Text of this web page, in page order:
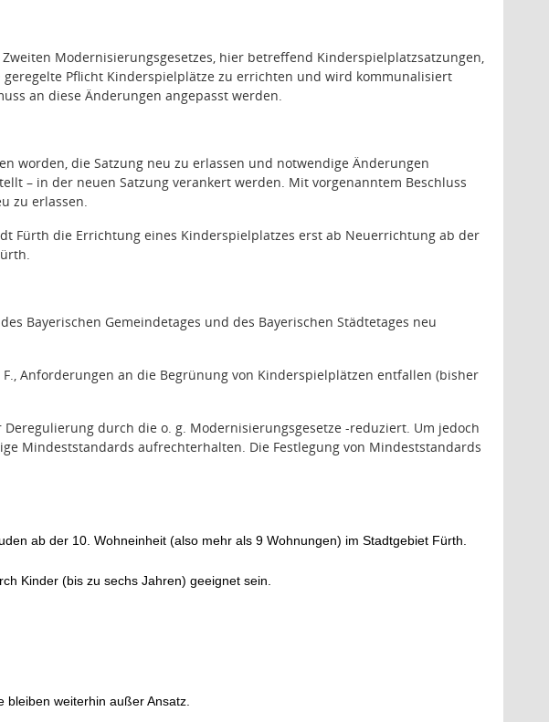
Modernisierungsgesetzes, hier betreffend Kinderspielplatzsatzungen,
Pflicht Kinderspielplätze zu errichten und wird kommunalisiert
an diese Änderungen angepasst werden.
worden, die Satzung neu zu erlassen und notwendige Änderungen
– in der neuen Satzung verankert werden. Mit vorgenanntem Beschluss
zu erlassen.
Fürth die Errichtung eines Kinderspielplatzes erst ab Neuerrichtung ab der
Bayerischen Gemeindetages und des Bayerischen Städtetages neu
Anforderungen an die Begrünung von Kinderspielplätzen entfallen (bisher
durch die o. g. Modernisierungsgesetze -reduziert. Um jedoch
Mindeststandards aufrechterhalten. Die Festlegung von Mindeststandards
ab der 10. Wohneinheit (also mehr als 9 Wohnungen) im Stadtgebiet Fürth.
Kinder (bis zu sechs Jahren) geeignet sein.
weiterhin außer Ansatz.